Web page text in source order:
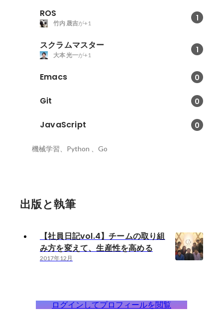
ROS 1
竹内 晟吉が+1
スクラムマスター 1
大本 光一が+1
Emacs 0
Git 0
JavaScript 0
機械学習、Python 、Go
出版と執筆
【社員日記vol.4】チームの取り組
み方を変えて、生産性を高める
2017年12月
ログインしてプロフィールを閲覧